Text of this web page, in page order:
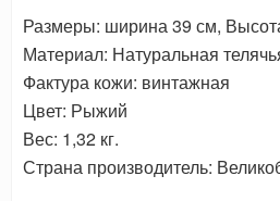
Размеры: ширина 39 см,
Материал: Натуральная
Фактура кожи: винтажная
Цвет: Рыжий
Вес: 1,32 кг.
Страна производитель: